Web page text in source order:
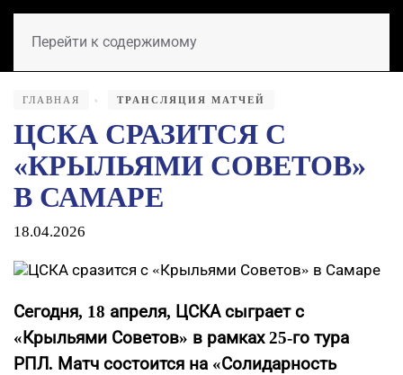
Перейти к содержимому
ГЛАВНАЯ ТРАНСЛЯЦИЯ МАТЧЕЙ
ЦСКА СРАЗИТСЯ С
«КРЫЛЬЯМИ СОВЕТОВ»
В САМАРЕ
18.04.2026
Сегодня, 18 апреля, ЦСКА сыграет с
«Крыльями Советов» в рамках 25-го тура
РПЛ. Матч состоится на «Солидарность